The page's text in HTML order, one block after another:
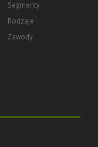
Segmenty
Rodzaje
Zawody